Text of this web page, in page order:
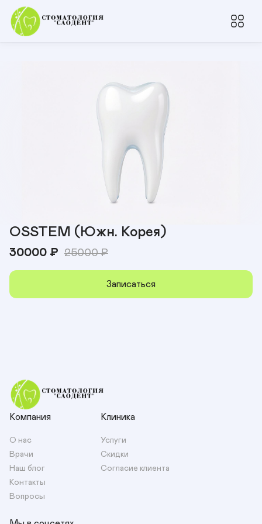
OSSTEM (Южн. Корея)
30000 ₽ 25000₽
Записаться
Компания
О нас
Врачи
Наш блог
Контакты
Вопросы
Клиника
Услуги
Скидки
Согласие клиента